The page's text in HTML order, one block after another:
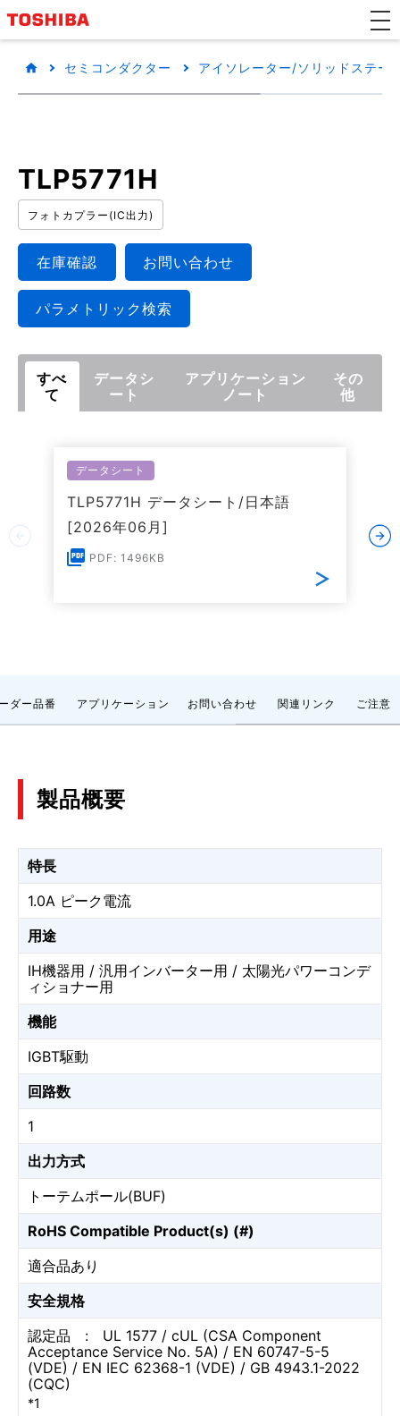
セミコンダクター アイソレーター/ソリッドステー
TLP5771H
フォトカプラー(IC出力)
在庫確認 お問い合わせ
パラメトリック検索
すべ
て
データシ
ート
アプリケーション
ノート
その
他
データシート
TLP5771H データシート/日本語
[2026年06月]
PDF: 1496KB
ダー品番 アプリケーション お問い合わせ 関連リンク ご注意
製品概要
特長
1.0A ピーク電流
用途
IH機器用 / 汎用インバーター用 / 太陽光パワーコンデ
ィショナー用
機能
IGBT駆動
回路数
1
出力方式
トーテムポール(BUF)
RoHS Compatible Product(s) (#)
適合品あり
安全規格
認定品 : UL 1577 / cUL (CSA Component
Acceptance Service No. 5A) / EN 60747-5-5
(VDE) / EN IEC 62368-1 (VDE) / GB 4943.1-2022
(CQC)
*1